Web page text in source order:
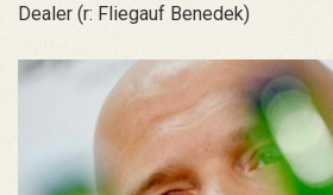
Dealer (r: Fliegauf Benedek)